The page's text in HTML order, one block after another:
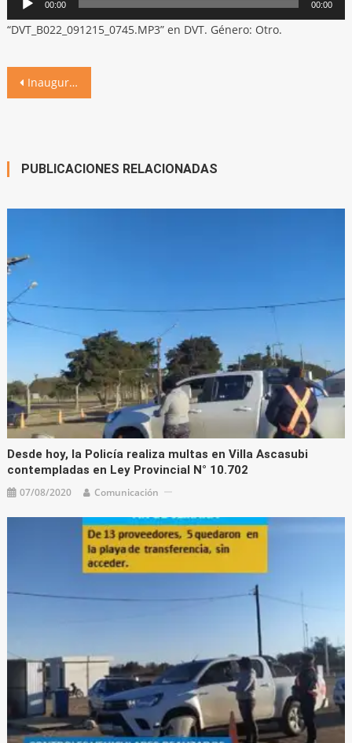
de
audio
00:00 00:00
“DVT_B022_091215_0745.MP3” en DVT. Género: Otro.
Navegación
Inauguración de nueva Dirección en el jardín de infantes Merceditas de San Martín
PUBLICACIONES RELACIONADAS
Desde hoy, la Policía realiza multas en Villa Ascasubi
contempladas en Ley Provincial N° 10.702
07/08/2020 Comunicación